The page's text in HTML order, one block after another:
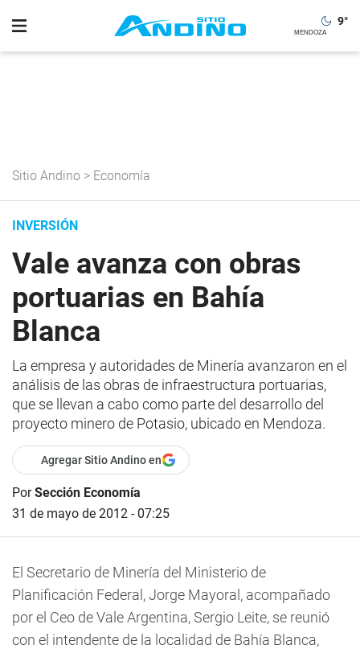
9°
Sitio Andino > Economía
INVERSIÓN
Vale avanza con obras
portuarias en Bahía
Blanca
La empresa y autoridades de Minería avanzaron en el
análisis de las obras de infraestructura portuarias,
que se llevan a cabo como parte del desarrollo del
proyecto minero de Potasio, ubicado en Mendoza.
Agregar Sitio Andino en
PorSección Economía
31 de mayo de 2012 - 07:25
El Secretario de Minería del Ministerio de
Planificación Federal, Jorge Mayoral, acompañado
por el Ceo de Vale Argentina, Sergio Leite, se reunió
con el intendente de la localidad de Bahía Blanca,